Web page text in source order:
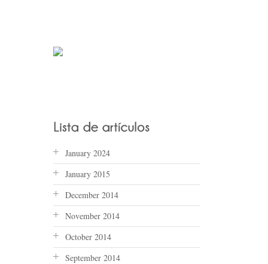
January 2024
January 2015
December 2014
November 2014
October 2014
September 2014